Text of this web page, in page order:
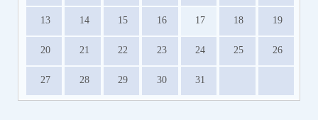
13 14 15 16 17 18 19
20 21 22 23 24 25 26
27 28 29 30 31